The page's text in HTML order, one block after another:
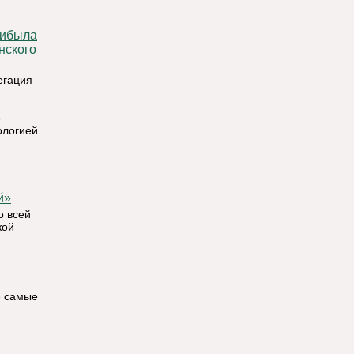
всей
самые